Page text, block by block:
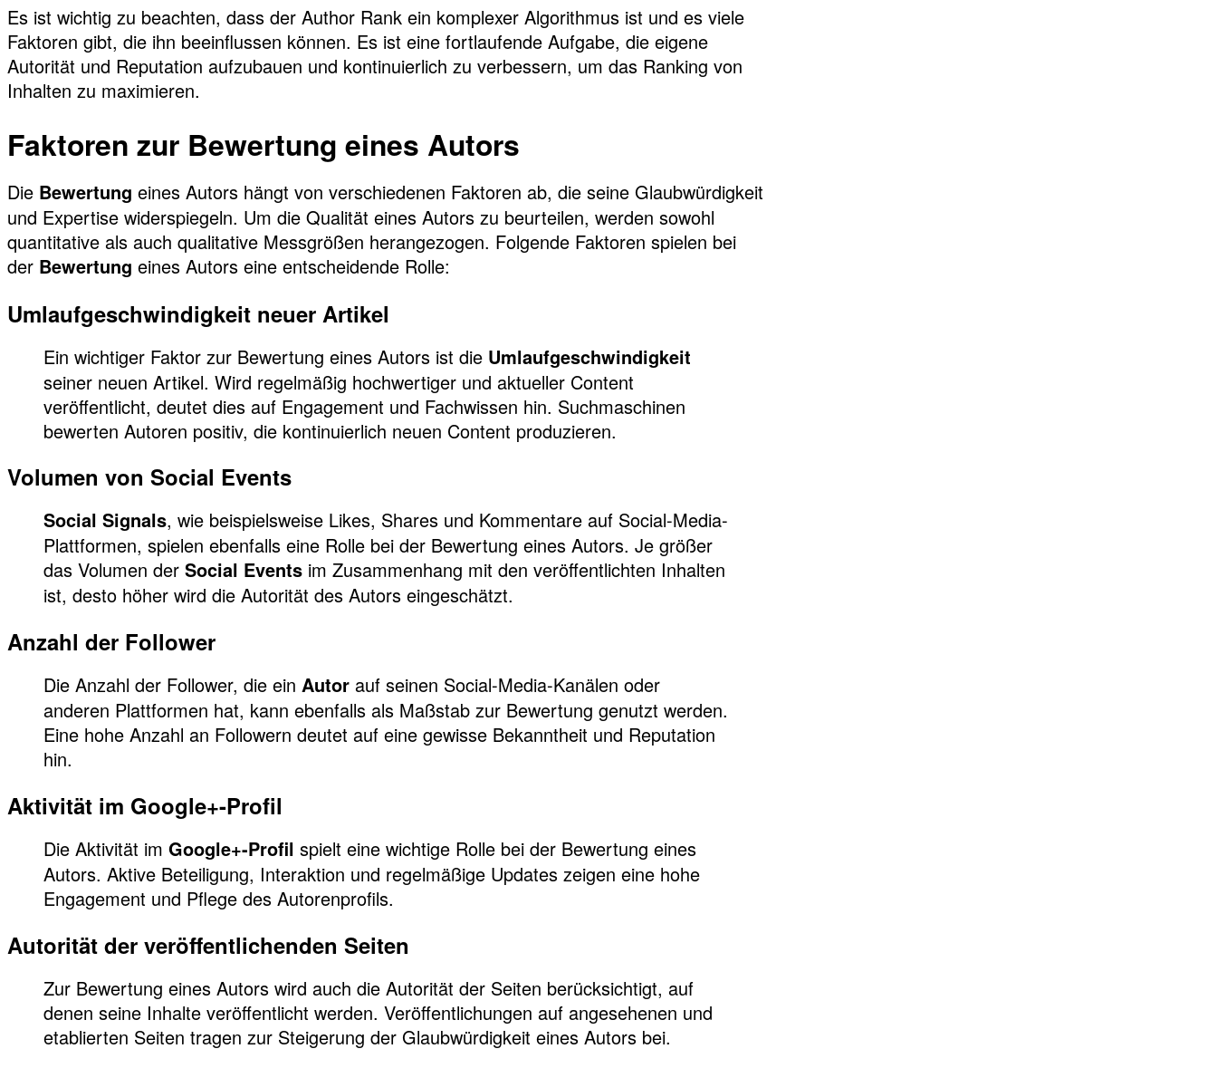
Es ist wichtig zu beachten, dass der Author Rank ein komplexer Algorithmus ist und es viele
Faktoren gibt, die ihn beeinflussen können. Es ist eine fortlaufende Aufgabe, die eigene
Autorität und Reputation aufzubauen und kontinuierlich zu verbessern, um das Ranking von
Inhalten zu maximieren.
Faktoren zur Bewertung eines Autors
Die Bewertung eines Autors hängt von verschiedenen Faktoren ab, die seine Glaubwürdigkeit
und Expertise widerspiegeln. Um die Qualität eines Autors zu beurteilen, werden sowohl
quantitative als auch qualitative Messgrößen herangezogen. Folgende Faktoren spielen bei
der Bewertung eines Autors eine entscheidende Rolle:
Umlaufgeschwindigkeit neuer Artikel
Ein wichtiger Faktor zur Bewertung eines Autors ist die Umlaufgeschwindigkeit
seiner neuen Artikel. Wird regelmäßig hochwertiger und aktueller Content
veröffentlicht, deutet dies auf Engagement und Fachwissen hin. Suchmaschinen
bewerten Autoren positiv, die kontinuierlich neuen Content produzieren.
Volumen von Social Events
Social Signals, wie beispielsweise Likes, Shares und Kommentare auf Social-Media-
Plattformen, spielen ebenfalls eine Rolle bei der Bewertung eines Autors. Je größer
das Volumen der Social Events im Zusammenhang mit den veröffentlichten Inhalten
ist, desto höher wird die Autorität des Autors eingeschätzt.
Anzahl der Follower
Die Anzahl der Follower, die ein Autor auf seinen Social-Media-Kanälen oder
anderen Plattformen hat, kann ebenfalls als Maßstab zur Bewertung genutzt werden.
Eine hohe Anzahl an Followern deutet auf eine gewisse Bekanntheit und Reputation
hin.
Aktivität im Google+-Profil
Die Aktivität im Google+-Profil spielt eine wichtige Rolle bei der Bewertung eines
Autors. Aktive Beteiligung, Interaktion und regelmäßige Updates zeigen eine hohe
Engagement und Pflege des Autorenprofils.
Autorität der veröffentlichenden Seiten
Zur Bewertung eines Autors wird auch die Autorität der Seiten berücksichtigt, auf
denen seine Inhalte veröffentlicht werden. Veröffentlichungen auf angesehenen und
etablierten Seiten tragen zur Steigerung der Glaubwürdigkeit eines Autors bei.